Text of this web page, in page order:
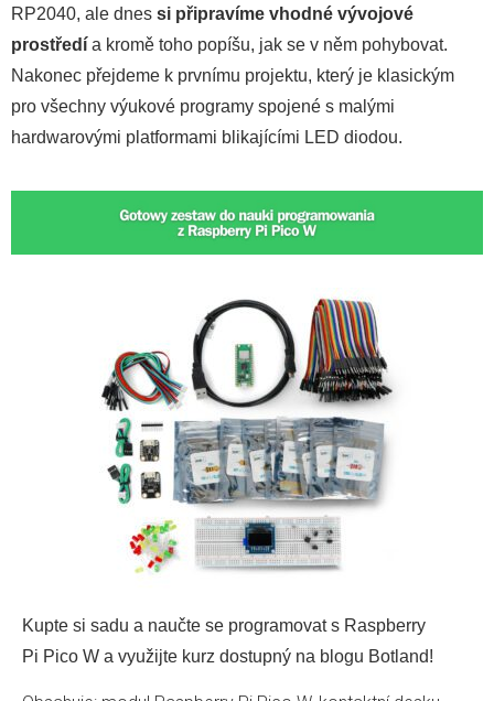
RP2040, ale dnes si připravíme vhodné vývojové
prostředí a kromě toho popíšu, jak se v něm pohybovat.
Nakonec přejdeme k prvnímu projektu, který je klasickým
pro všechny výukové programy spojené s malými
hardwarovými platformami blikajícími LED diodou.
Kupte si sadu a naučte se programovat s Raspberry
Pi Pico W a využijte kurz dostupný na blogu Botland!